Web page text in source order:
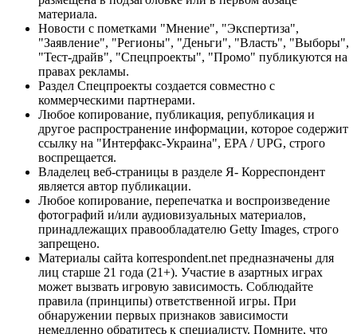
материала.
Новости с пометками "Мнение", "Экспертиза",
"Заявление", "Регионы", "Деньги", "Власть", "Выборы",
"Тест-драйв", "Спецпроекты", "Промо" публикуются на
правах рекламы.
Раздел Спецпроекты создается совместно с
коммерческими партнерами.
Любое копирование, публикация, републикация и
другое распространение информации, которое содержит
ссылку на "Интерфакс-Украина", EPA / UPG, строго
воспрещается.
Владелец веб-страницы в разделе Я- Корреспондент
является автор публикации.
Любое копирование, перепечатка и воспроизведение
фотографий и/или аудиовизуальных материалов,
принадлежащих правообладателю Getty Images, строго
запрещено.
Материалы сайта korrespondent.net предназначены для
лиц старше 21 года (21+). Участие в азартных играх
может вызвать игровую зависимость. Соблюдайте
правила (принципы) ответственной игры. При
обнаружении первых признаков зависимости
немедленно обратитесь к специалисту. Помните, что